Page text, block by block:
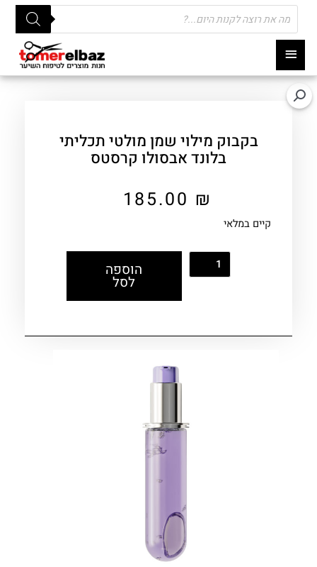
תפריט
ראשי
Products
search
בקבוק מילוי שמן מולטי תכליתי
בלונד אבסולו קרסטס
185.00 ₪
קיים במלאי
הוספה
לסל